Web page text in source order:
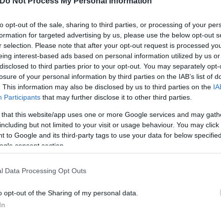
opt-out of the sale, sharing to third parties, or processing of your
for targeted advertising by us, please use the below opt-out
selection. Please note that after your opt-out request is processed
interest-based ads based on personal information utilized by us
to third parties prior to your opt-out. You may separately
of your personal information by third parties on the IAB’s list of
This information may also be disclosed by us to third parties on the
Participants that may further disclose it to other third parties.
that this website/app uses one or more Google services and may
but not limited to your visit or usage behaviour. You may
to Google and its third-party tags to use your data for below
consent section.
Data Processing Opt Outs
opt-out of the Sharing of my personal data.
πλαστών εγγράφων - Δεκάδες
σε επίκουρο καθηγητή του ΕΚΠΑ για υπόθεση
μιλούσα, τόσες με χτύπαγε», λέει η οικιακή